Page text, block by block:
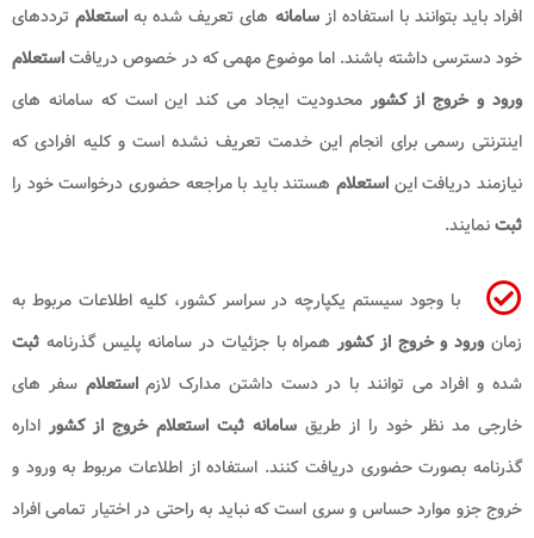
افراد باید بتوانند با استفاده ازسامانه های تعریف شده به استعلامترددهای
خود دسترسی داشته باشند. اما موضوع مهمی که در خصوص دریافتاستعلام
ورود و خروج از کشورمحدودیت ایجاد می کند این است که سامانه های
اینترنتی رسمی برای انجام این خدمت تعریف نشده است و کلیه افرادی که
نیازمند دریافت این استعلامهستند باید با مراجعه حضوری درخواست خود را
ثبتنمایند.
با وجود سیستم یکپارچه در سراسر کشور، کلیه اطلاعات مربوط به
زمان ورود و خروج از کشورهمراه با جزئیات در سامانه پلیس گذرنامه ثبت
شده و افراد می توانند با در دست داشتن مدارک لازماستعلام سفر های
خارجی مد نظر خود را از طریق سامانه ثبت استعلام خروج از کشوراداره
گذرنامه بصورت حضوری دریافت کنند. استفاده از اطلاعات مربوط به ورود و
خروج جزو موارد حساس و سری است که نباید به راحتی در اختیار تمامی افراد